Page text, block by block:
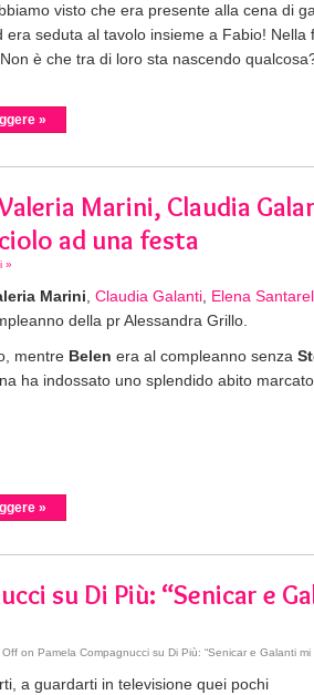
visto che era presente alla cena di
era seduta al tavolo insieme a Fabio!
è che tra di loro sta nascendo
»
Marini, Claudia
ad una festa
»
Marini Claudia Galanti Elena
della pr Alessandra Grillo.
mentre Belen era al compleanno senza
ha indossato uno splendido abito
»
su Di Più: “Senicar e
Off on Pamela Compagnucci su Di Più: “Senicar e Galanti mi
a guardarti in televisione quei pochi